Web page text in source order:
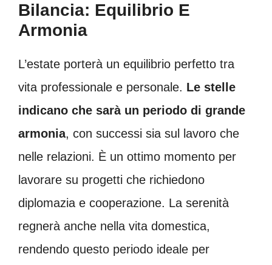
Bilancia: Equilibrio E
Armonia
L’estate porterà un equilibrio perfetto tra
vita professionale e personale. Le stelle
indicano che sarà un periodo di grande
armonia, con successi sia sul lavoro che
nelle relazioni. È un ottimo momento per
lavorare su progetti che richiedono
diplomazia e cooperazione. La serenità
regnerà anche nella vita domestica,
rendendo questo periodo ideale per